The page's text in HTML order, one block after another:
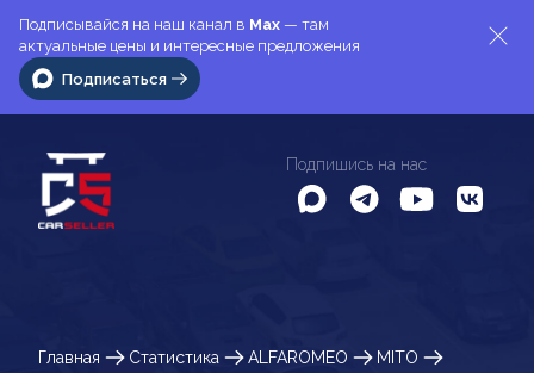
Подписывайся на наш канал в Max — там
актуальные цены и интересные предложения
Подписаться
Подпишись на нас
Главная Статистика ALFAROMEO
MITO